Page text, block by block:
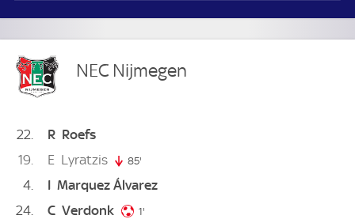
NEC Nijmegen
22 R Roefs
19
E Lyratzis 85'
4 I Marquez Álvarez
24
C Verdonk 1'